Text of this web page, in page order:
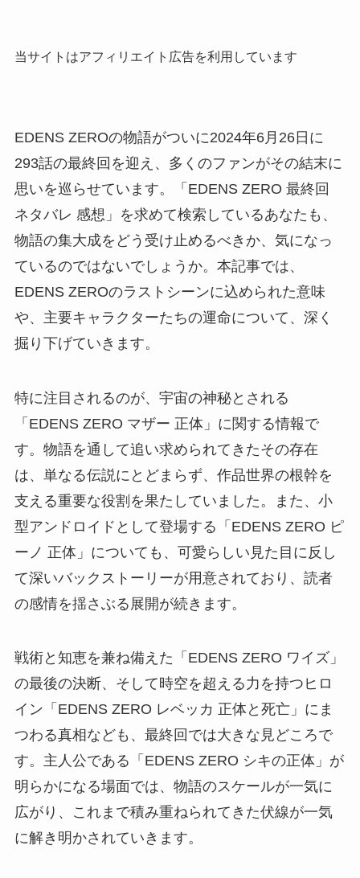
当サイトはアフィリエイト広告を利用しています
EDENS ZEROの物語がついに2024年6月26日に
293話の最終回を迎え、多くのファンがその結末に
思いを巡らせています。「EDENS ZERO 最終回
ネタバレ 感想」を求めて検索しているあなたも、
物語の集大成をどう受け止めるべきか、気になっ
ているのではないでしょうか。本記事では、
EDENS ZEROのラストシーンに込められた意味
や、主要キャラクターたちの運命について、深く
掘り下げていきます。
特に注目されるのが、宇宙の神秘とされる
「EDENS ZERO マザー 正体」に関する情報で
す。物語を通して追い求められてきたその存在
は、単なる伝説にとどまらず、作品世界の根幹を
支える重要な役割を果たしていました。また、小
型アンドロイドとして登場する「EDENS ZERO ピ
ーノ 正体」についても、可愛らしい見た目に反し
て深いバックストーリーが用意されており、読者
の感情を揺さぶる展開が続きます。
戦術と知恵を兼ね備えた「EDENS ZERO ワイズ」
の最後の決断、そして時空を超える力を持つヒロ
イン「EDENS ZERO レベッカ 正体と死亡」にま
つわる真相なども、最終回では大きな見どころで
す。主人公である「EDENS ZERO シキの正体」が
明らかになる場面では、物語のスケールが一気に
広がり、これまで積み重ねられてきた伏線が一気
に解き明かされていきます。